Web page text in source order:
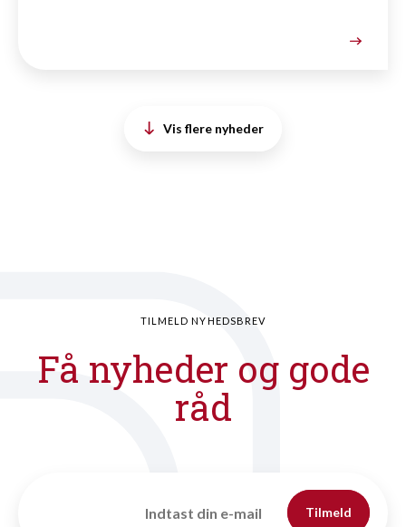
Vis flere nyheder
TILMELD NYHEDSBREV
Få nyheder og gode
råd
Tilmeld